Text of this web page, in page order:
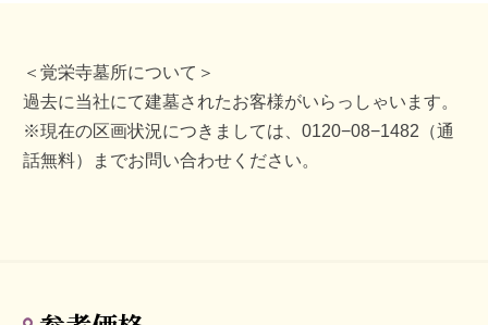
＜覚栄寺墓所について＞
過去に当社にて建墓されたお客様がいらっしゃいます。
※現在の区画状況につきましては、0120−08−1482（通
話無料）までお問い合わせください。